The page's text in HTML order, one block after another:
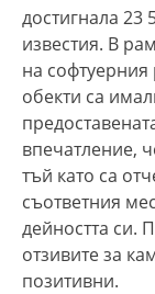
достигнала 23
известия. В
на софтуерния
обекти са
впечатление,
тъй като са
съответния
дейността си.
отзивите за
позитивни.